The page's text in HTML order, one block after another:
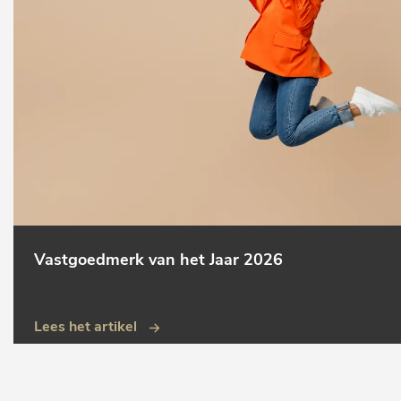
Vastgoedmerk van het Jaar 2026
Lees het artikel